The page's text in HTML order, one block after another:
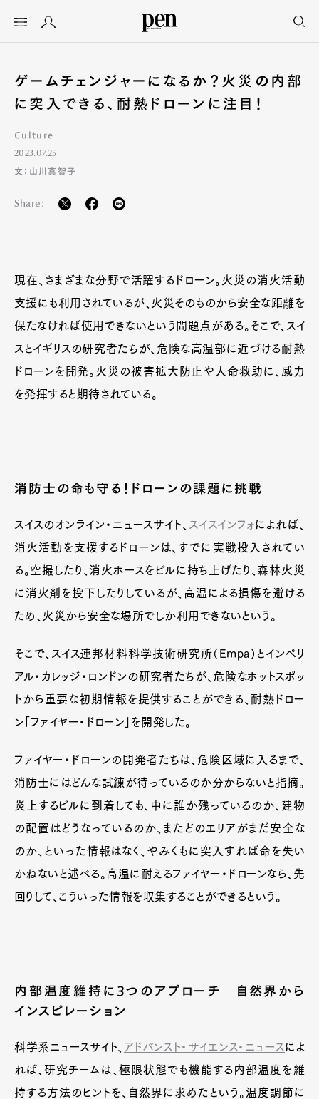
ゲームチェンジャーになるか？火災の内部
に突入できる、耐熱ドローンに注目！
Culture
2023.07.25
文：山川真智子
Share:
現在、さまざまな分野で活躍するドローン。火災の消火活動
支援にも利用されているが、火災そのものから安全な距離を
保たなければ使用できないという問題点がある。そこで、スイ
スとイギリスの研究者たちが、危険な高温部に近づける耐熱
ドローンを開発。火災の被害拡大防止や人命救助に、威力
を発揮すると期待されている。
消防士の命も守る！ドローンの課題に挑戦
スイスのオンライン・ニュースサイト、 スイスインフォによれば、
消火活動を支援するドローンは、すでに実戦投入されてい
る。空撮したり、消火ホースをビルに持ち上げたり、森林火災
に消火剤を投下したりしているが、高温による損傷を避ける
ため、火災から安全な場所でしか利用できないという。
そこで、スイス連邦材料科学技術研究所（Empa）とインペリ
アル・カレッジ・ロンドンの研究者たちが、危険なホットスポッ
トから重要な初期情報を提供することができる、耐熱ドロー
ン「ファイヤー・ドローン」を開発した。
ファイヤー・ドローンの開発者たちは、危険区域に入るまで、
消防士にはどんな試練が待っているのか分からないと指摘。
炎上するビルに到着しても、中に誰か残っているのか、建物
の配置はどうなっているのか、またどのエリアがまだ安全な
のか、といった情報はなく、やみくもに突入すれば命を失い
かねないと述べる。高温に耐えるファイヤー・ドローンなら、先
回りして、こういった情報を収集することができるという。
内部温度維持に3つのアプローチ 自然界から
インスピレーション
科学系ニュースサイト、 アドバンスト・サイエンス・ニュースによ
れば、研究チームは、極限状態でも機能する内部温度を維
持する方法のヒントを、自然界に求めたという。温度調節に